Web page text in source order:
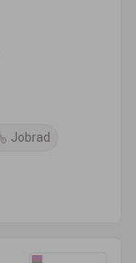
Jobrad